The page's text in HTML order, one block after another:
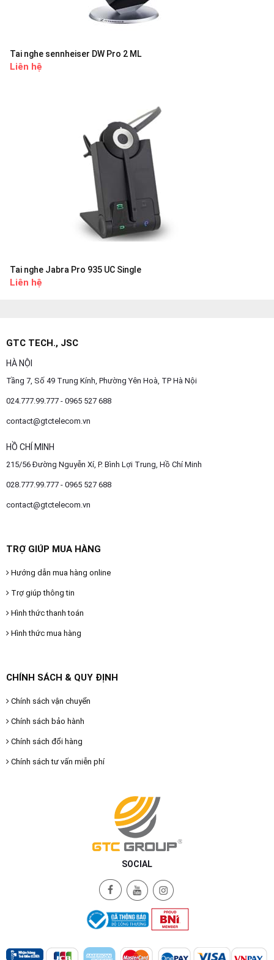
Tai nghe sennheiser DW Pro 2 ML
Liên hệ
Tai nghe Jabra Pro 935 UC Single
Liên hệ
GTC TECH., JSC
HÀ NỘI
Tầng 7, Số 49 Trung Kính, Phường Yên Hoà, TP Hà Nội
024.777.99.777 - 0965 527 688
contact@gtctelecom.vn
HỒ CHÍ MINH
215/56 Đường Nguyễn Xí, P. Bình Lợi Trung, Hồ Chí Minh
028.777.99.777 - 0965 527 688
contact@gtctelecom.vn
TRỢ GIÚP MUA HÀNG
Hướng dẫn mua hàng online
Trợ giúp thông tin
Hình thức thanh toán
Hình thức mua hàng
CHÍNH SÁCH & QUY ĐỊNH
Chính sách vận chuyển
Chính sách bảo hành
Chính sách đổi hàng
Chính sách tư vấn miễn phí
SOCIAL